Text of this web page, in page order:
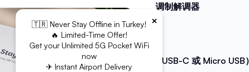
WiFi 调制解调器
电缆（USB-C 或 Micro USB）
×
🇹🇷 Never Stay Offline in Turkey!
🔥 Limited-Time Offer!
Get your Unlimited 5G Pocket WiFi
now
✈ Instant Airport Delivery